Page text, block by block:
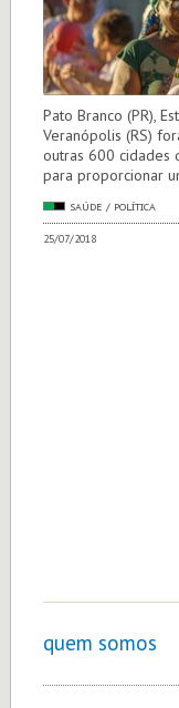
Pato Branco (PR),
Veranópolis (RS)
outras 600 cidades
para proporcionar
SAÚDE / POLÍTICA
25/07/2018
quem somos